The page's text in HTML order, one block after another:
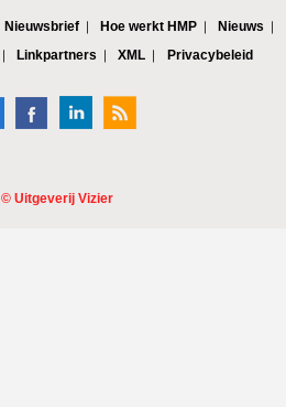
Nieuwsbrief Hoe werkt HMP
Nieuws
Linkpartners XML Privacybeleid
© Uitgeverij Vizier